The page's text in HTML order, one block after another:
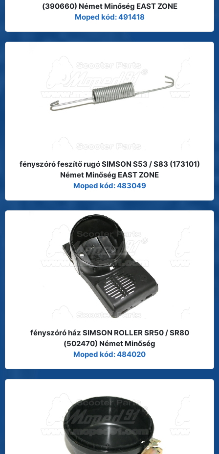
(390660) Német Minőség EAST ZONE
Moped kód: 491418
fényszóró feszítő rugó SIMSON S53 / S83 (173101)
Német Minőség EAST ZONE
Moped kód: 483049
fényszóró ház SIMSON ROLLER SR50 / SR80
(502470) Német Minőség
Moped kód: 484020